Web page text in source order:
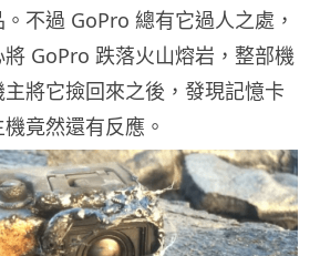
不過 GoPro 總有它過人之處，
GoPro 跌落火山熔岩，整部機
將它撿回來之後，發現記憶卡
竟然還有反應。